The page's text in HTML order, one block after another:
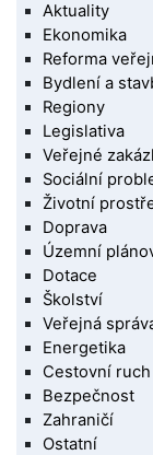
Aktuality
Ekonomika
Reforma
Bydlení a
Regiony
Legislativa
Veřejné
Sociální
Životní
Doprava
Územní
Dotace
Školství
Veřejná
Energetika
Cestovní ruch
Bezpečnost
Zahraničí
Ostatní